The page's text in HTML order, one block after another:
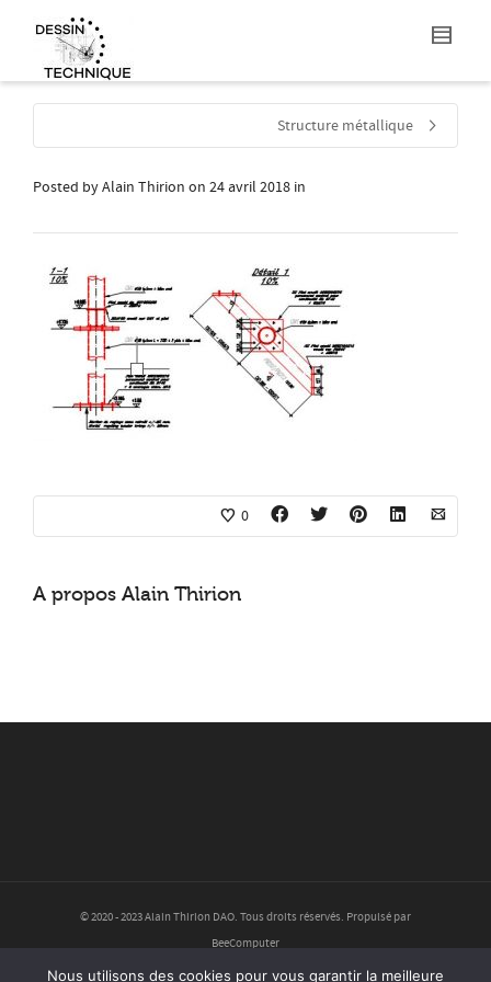
Structure métallique
Posted byAlain Thirion on 24 avril 2018 in
0
A propos Alain Thirion
© 2020 - 2023 Alain Thirion DAO. Tous droits réservés. Propulsé par
BeeComputer
Nous utilisons des cookies pour vous garantir la meilleure